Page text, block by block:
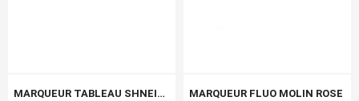
MARQUEUR TABLEAU SHNEIDER MAXX 290 NOIR MARQUEUR FLUO MOLIN ROSE